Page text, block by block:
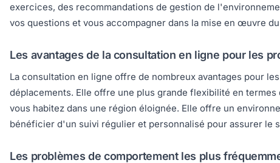
exercices, des recommandations de gestion de
vos questions et vous accompagner dans la mise en œuvre
Les avantages de la consultation en ligne pour les
La consultation en ligne offre de nombreux avantages pour
déplacements. Elle offre une plus grande flexibilité en
vous habitez dans une région éloignée. Elle offre un
bénéficier d'un suivi régulier et personnalisé pour assurer le
Les problèmes de comportement les plus